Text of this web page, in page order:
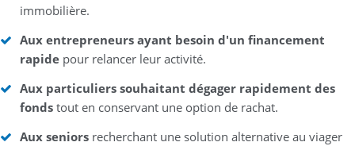
immobilière.
Aux entrepreneurs ayant besoin d'un financement
rapide pour relancer leur activité.
Aux particuliers souhaitant dégager rapidement des
fonds tout en conservant une option de rachat.
Aux seniors recherchant une solution alternative au viager